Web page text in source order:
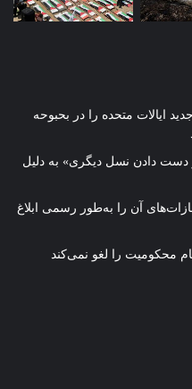
ایالات متحده را در بحبوحه
دست دادن نسل دیگری» به دلیل
آن را به‌طور رسمی ابلاغ
محکومیت را لغو نمی‌کند